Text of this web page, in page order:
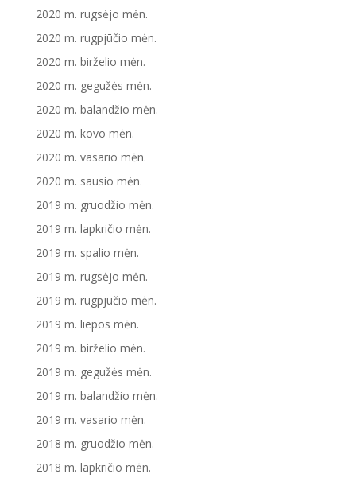
2020 m. rugsėjo mėn.
2020 m. rugpjūčio mėn.
2020 m. birželio mėn.
2020 m. gegužės mėn.
2020 m. balandžio mėn.
2020 m. kovo mėn.
2020 m. vasario mėn.
2020 m. sausio mėn.
2019 m. gruodžio mėn.
2019 m. lapkričio mėn.
2019 m. spalio mėn.
2019 m. rugsėjo mėn.
2019 m. rugpjūčio mėn.
2019 m. liepos mėn.
2019 m. birželio mėn.
2019 m. gegužės mėn.
2019 m. balandžio mėn.
2019 m. vasario mėn.
2018 m. gruodžio mėn.
2018 m. lapkričio mėn.